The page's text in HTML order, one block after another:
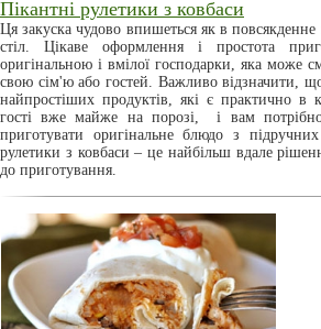
Пікантні рулетики з ковбаси
Ця закуска чудово впишеться як в
стіл. Цікаве оформлення і простота
оригінальною і вмілої господарки, яка може
свою сім'ю або гостей. Важливо відзначити,
найпростіших продуктів, які є практично
гості вже майже на порозі, і вам
приготувати оригінальне блюдо з
рулетики з ковбаси – це найбільш вдале
до приготування.